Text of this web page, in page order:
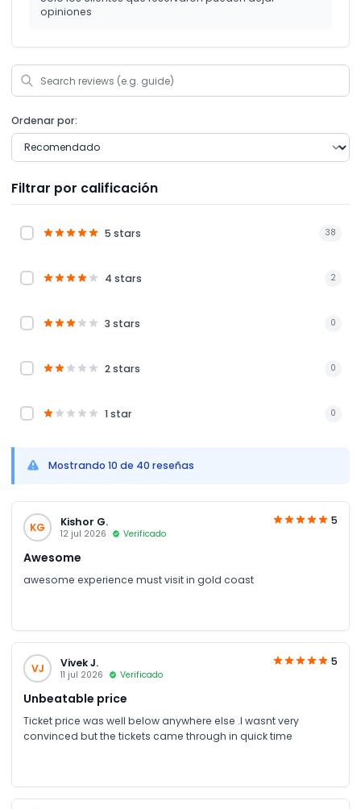
opiniones
Ordenar por:
Filtrar por calificación
5 stars 38
4 stars 2
3 stars 0
2 stars 0
1 star 0
Mostrando 10 de 40 reseñas
KG Kishor G.
12 jul 2026 Verificado
5
Awesome
awesome experience must visit in gold coast
VJ Vivek J.
11 jul 2026 Verificado
5
Unbeatable price
Ticket price was well below anywhere else .I wasnt very
convinced but the tickets came through in quick time